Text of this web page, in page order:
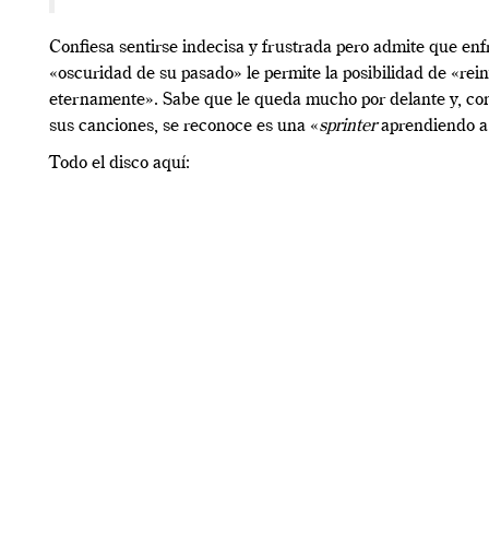
Confiesa sentirse indecisa y frustrada pero admite que
«oscuridad de su pasado» le permite la posibilidad de
eternamente». Sabe que le queda mucho por delante y,
sus canciones, se reconoce es una «sprinteraprendiendo
Todo el disco aquí: